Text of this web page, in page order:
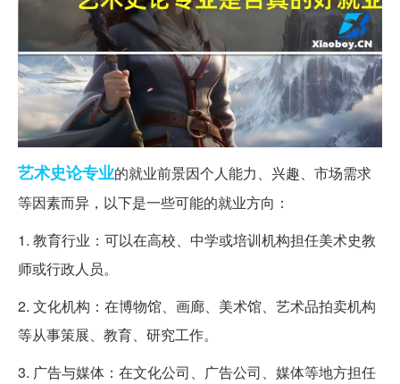
艺术史论专业的就业前景因个人能力、兴趣、市场需求
等因素而异，以下是一些可能的就业方向：
1. 教育行业：可以在高校、中学或培训机构担任美术史教
师或行政人员。
2. 文化机构：在博物馆、画廊、美术馆、艺术品拍卖机构
等从事策展、教育、研究工作。
3. 广告与媒体：在文化公司、广告公司、媒体等地方担任